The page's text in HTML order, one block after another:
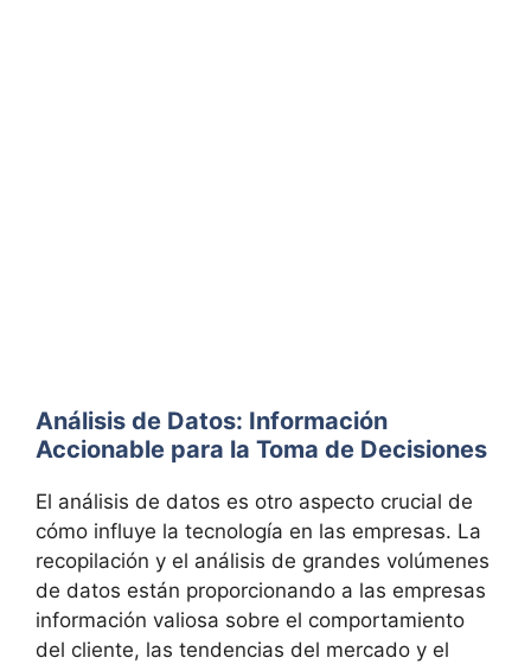
Análisis de Datos: Información
Accionable para la Toma de Decisiones
El análisis de datos es otro aspecto crucial de
cómo influye la tecnología en las empresas. La
recopilación y el análisis de grandes volúmenes
de datos están proporcionando a las empresas
información valiosa sobre el comportamiento
del cliente, las tendencias del mercado y el